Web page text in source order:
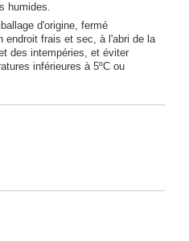
humides.
d'origine, fermé
endroit frais et sec, à l'abri de la
des intempéries, et éviter
inférieures à 5ºC ou